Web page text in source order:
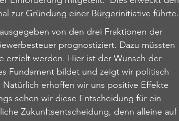
zur Gründung einer Bürgerinitiative führte.
von den drei Fraktionen der
prognostiziert. Dazu müssten
erzielt werden. Hier ist der Wunsch der
Fundament bildet und zeigt wir politisch
erhoffen wir uns positive Effekte
sehen wir diese Entscheidung für ein
Zukunftsentscheidung, denn alleine auf